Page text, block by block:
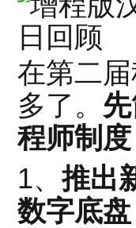
在第二
多了。
程师制
1、 推出
数字底